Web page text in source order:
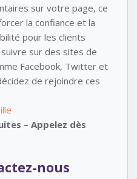
sur votre page, ce
la confiance et la
pour les clients
sur des sites de
Facebook, Twitter et
de rejoindre ces
– Appelez dès
nous